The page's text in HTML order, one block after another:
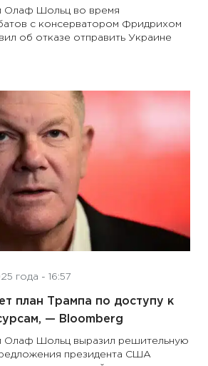
Олаф Шольц во время
с консерватором Фридрихом
об отказе отправить Украине
года - 16:57
план Трампа по доступу к
— Bloomberg
Олаф Шольц выразил решительную
президента США